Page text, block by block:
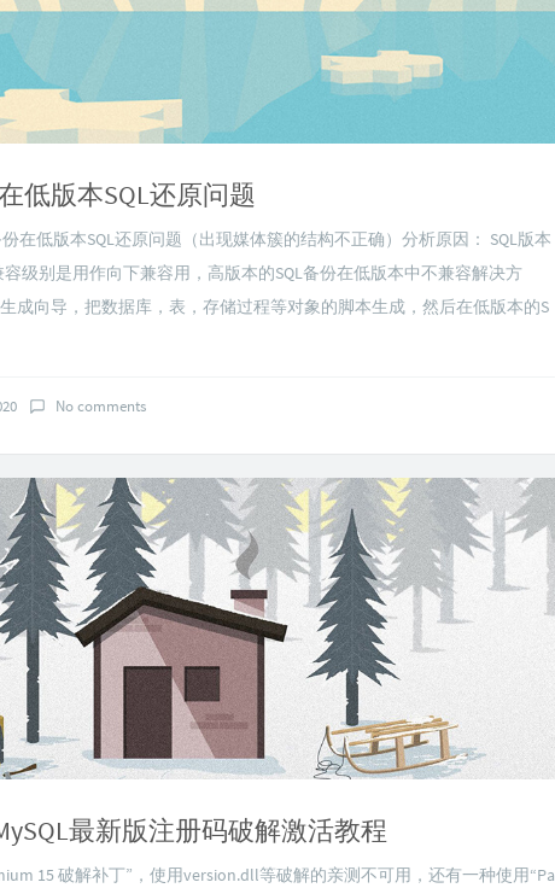
低版本SQL还原问题
在低版本SQL还原问题（出现媒体簇的结构不正确）分析原因： SQL版本
容级别是用作向下兼容用，高版本的SQL备份在低版本中不兼容解决方
成向导，把数据库，表，存储过程等对象的脚本生成，然后在低版本的S
No comments
最新版注册码破解激活教程
15 破解补丁”，使用version.dll等破解的亲测不可用，还有一种使用“Pa